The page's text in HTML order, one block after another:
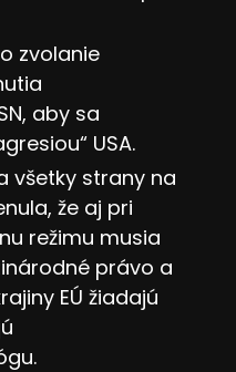
zvolanie
aby sa
USA.
všetky strany na
že aj pri
režimu musia
právo a
EÚ žiadajú